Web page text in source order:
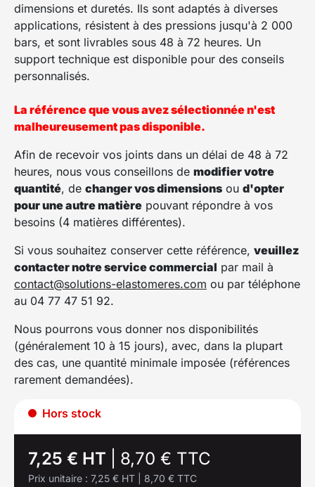
dimensions et duretés. Ils sont adaptés à diverses
applications, résistent à des pressions jusqu'à 2 000
bars, et sont livrables sous 48 à 72 heures. Un
support technique est disponible pour des conseils
personnalisés.
La référence que vous avez sélectionnée n'est
malheureusement pas disponible.
Afin de recevoir vos joints dans un délai de 48 à 72
heures, nous vous conseillons de modifier votre
quantité, de changer vos dimensions ou d'opter
pour une autre matière pouvant répondre à vos
besoins (4 matières différentes).
Si vous souhaitez conserver cette référence, veuillez
contacter notre service commercial par mail à
contact@solutions-elastomeres.com ou par téléphone
au 04 77 47 51 92.
Nous pourrons vous donner nos disponibilités
(généralement 10 à 15 jours), avec, dans la plupart
des cas, une quantité minimale imposée (références
rarement demandées).
Hors stock
7,25 € HT 8,70 € TTC
Prix unitaire : 7,25 € HT 8,70 € TTC